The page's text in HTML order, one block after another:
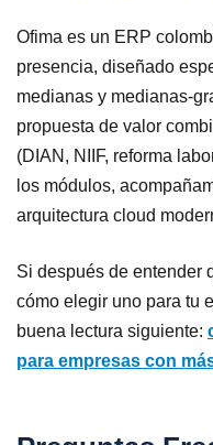
Ofima es un ERP
presencia, diseñado
medianas y medianas-
propuesta de valor
(DIAN, NIIF, reforma
los módulos,
arquitectura cloud
Si después de entender
cómo elegir uno para tu
buena lectura siguiente:
para empresas con